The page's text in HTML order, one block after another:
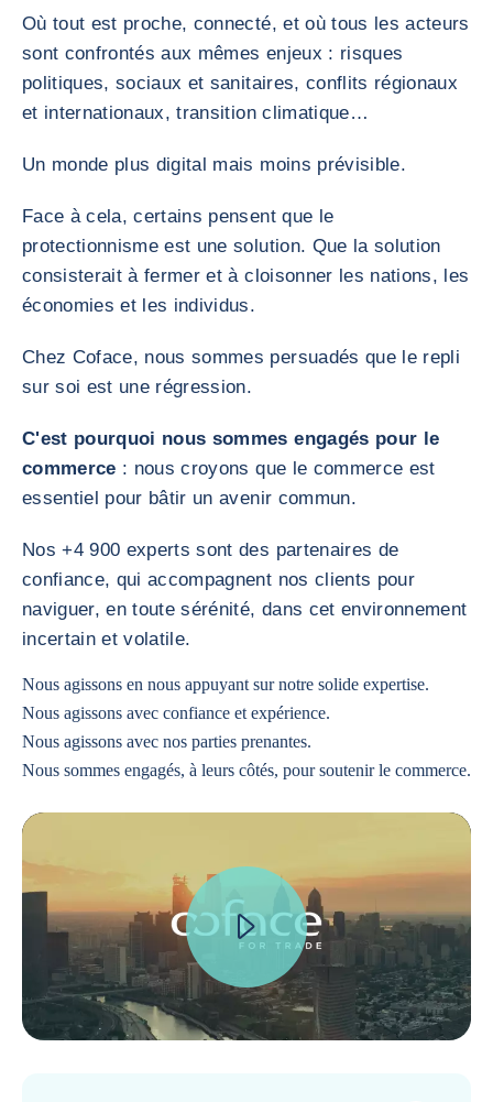
Où tout est proche, connecté, et où tous les acteurs
sont confrontés aux mêmes enjeux : risques
politiques, sociaux et sanitaires, conflits régionaux
et internationaux, transition climatique…
Un monde plus digital mais moins prévisible.
Face à cela, certains pensent que le
protectionnisme est une solution. Que la solution
consisterait à fermer et à cloisonner les nations, les
économies et les individus.
Chez Coface, nous sommes persuadés que le repli
sur soi est une régression.
C'est pourquoi nous sommes engagés pour le
commerce : nous croyons que le commerce est
essentiel pour bâtir un avenir commun.
Nos +4 900 experts sont des partenaires de
confiance, qui accompagnent nos clients pour
naviguer, en toute sérénité, dans cet environnement
incertain et volatile.
Nous agissons en nous appuyant sur notre solide expertise.
Nous agissons avec confiance et expérience.
Nous agissons avec nos parties prenantes.
Nous sommes engagés, à leurs côtés, pour soutenir le commerce.